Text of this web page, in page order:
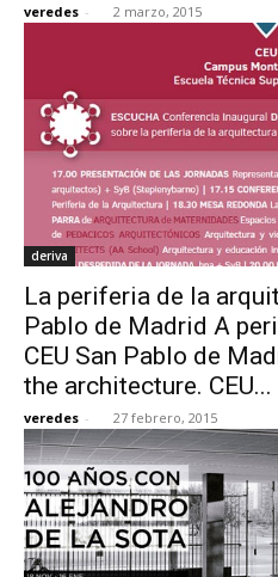
veredes - 2 marzo, 2015
deriva
La periferia de la
Pablo de Madrid A
CEU San Pablo de
the architecture. CEU...
veredes - 27 febrero, 2015